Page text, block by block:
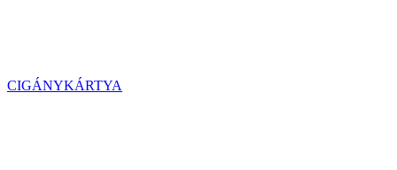
CIGÁNYKÁRTYA